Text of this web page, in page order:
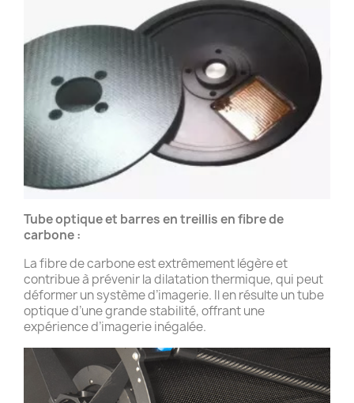
Tube optique et barres en treillis en fibre de
carbone :
La fibre de carbone est extrêmement légère et
contribue à prévenir la dilatation thermique, qui peut
déformer un système d’imagerie. Il en résulte un tube
optique d’une grande stabilité, offrant une
expérience d’imagerie inégalée.